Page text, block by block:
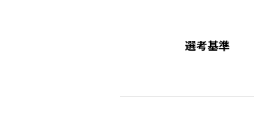
選考基準